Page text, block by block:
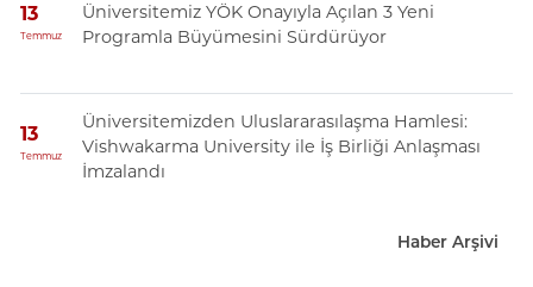
13
Temmuz
Üniversitemiz YÖK Onayıyla Açılan 3 Yeni
Programla Büyümesini Sürdürüyor
13
Temmuz
Üniversitemizden Uluslararasılaşma Hamlesi:
Vishwakarma University ile İş Birliği Anlaşması
İmzalandı
Haber Arşivi